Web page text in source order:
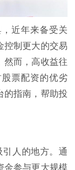
近年来备受关
控制更大的交易
然而，高收益往
票配资的优劣
的指南，帮助投
人的地方。通
金参与更大规模